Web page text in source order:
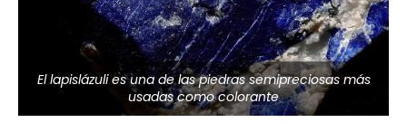
El lapislázuli es una de las piedras semipreciosas más
usadas como colorante